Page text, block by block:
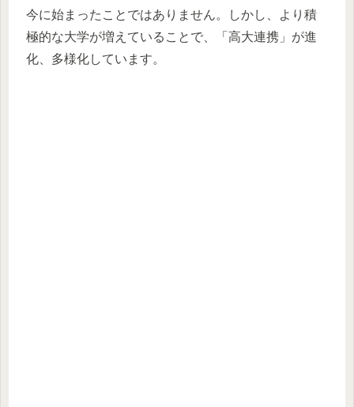
今に始まったことではありません。しかし、より積
極的な大学が増えていることで、「高大連携」が進
化、多様化しています。